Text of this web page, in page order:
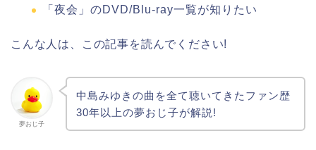
「夜会」のDVD/Blu-ray一覧が知りたい
こんな人は、この記事を読んでください!
夢おじ子
中島みゆきの曲を全て聴いてきたファン歴
30年以上の夢おじ子が解説!